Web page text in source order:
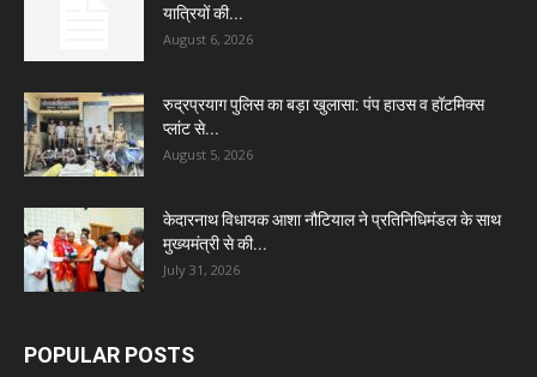
यात्रियों की...
August 6, 2026
रुद्रप्रयाग पुलिस का बड़ा खुलासा: पंप हाउस व हॉटमिक्स
प्लांट से...
August 5, 2026
केदारनाथ विधायक आशा नौटियाल ने प्रतिनिधिमंडल के साथ
मुख्यमंत्री से की...
July 31, 2026
POPULAR POSTS